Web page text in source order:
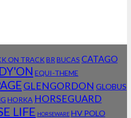
ON TRACK BR BUCAS CATAGO
DY'ON EQUI-THEME
GLENGORDON GLOBUS
HORKA HORSEGUARD
LIFE HORSEWARE HV POLO